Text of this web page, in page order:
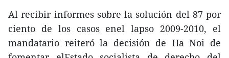
Al recibir informes sobre la solución del 87 por
ciento de los casos enel lapso 2009-2010, el
mandatario reiteró la decisión de Ha Noi de